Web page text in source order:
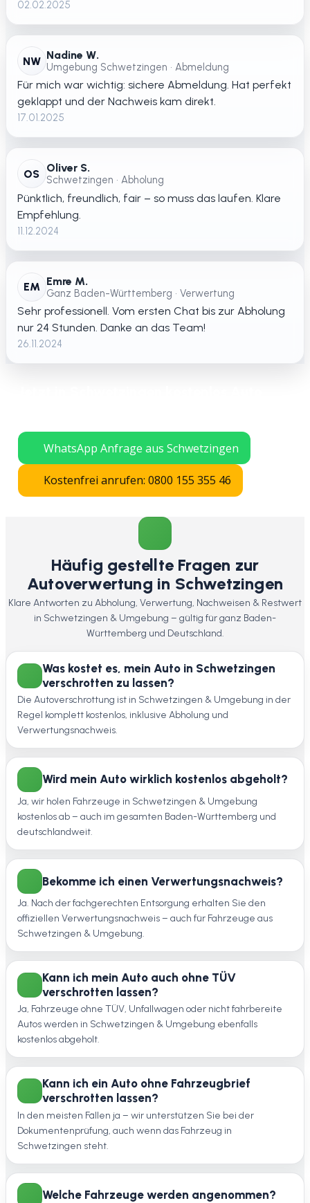
02.02.2025
NW Nadine W.
Umgebung Schwetzingen • Abmeldung
Für mich war wichtig: sichere Abmeldung. Hat perfekt
geklappt und der Nachweis kam direkt.
17.01.2025
OS Oliver S.
Schwetzingen • Abholung
Pünktlich, freundlich, fair – so muss das laufen. Klare
Empfehlung.
11.12.2024
EM Emre M.
Ganz Baden-Württemberg • Verwertung
Sehr professionell. Vom ersten Chat bis zur Abholung
nur 24 Stunden. Danke an das Team!
26.11.2024
WhatsApp Anfrage aus Schwetzingen
Kostenfrei anrufen: 0800 155 355 46
Häufig gestellte Fragen zur
Autoverwertung in Schwetzingen
Klare Antworten zu Abholung, Verwertung, Nachweisen & Restwert
in Schwetzingen & Umgebung – gültig für ganz Baden-
Württemberg und Deutschland.
Was kostet es, mein Auto in Schwetzingen
verschrotten zu lassen?
Die Autoverschrottung ist in Schwetzingen & Umgebung in der
Regel komplett kostenlos, inklusive Abholung und
Verwertungsnachweis.
Wird mein Auto wirklich kostenlos abgeholt?
Ja, wir holen Fahrzeuge in Schwetzingen & Umgebung
kostenlos ab – auch im gesamten Baden-Württemberg und
deutschlandweit.
Bekomme ich einen Verwertungsnachweis?
Ja. Nach der fachgerechten Entsorgung erhalten Sie den
offiziellen Verwertungsnachweis – auch für Fahrzeuge aus
Schwetzingen & Umgebung.
Kann ich mein Auto auch ohne TÜV
verschrotten lassen?
Ja, Fahrzeuge ohne TÜV, Unfallwagen oder nicht fahrbereite
Autos werden in Schwetzingen & Umgebung ebenfalls
kostenlos abgeholt.
Kann ich ein Auto ohne Fahrzeugbrief
verschrotten lassen?
In den meisten Fällen ja – wir unterstützen Sie bei der
Dokumentenprüfung, auch wenn das Fahrzeug in
Schwetzingen steht.
Welche Fahrzeuge werden angenommen?